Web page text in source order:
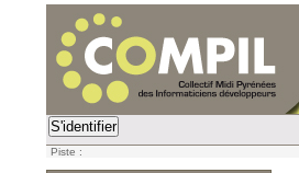
S'identifier
Piste :